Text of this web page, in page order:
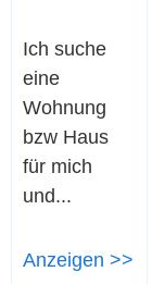
Ich suche
eine
Wohnung
bzw Haus
für mich
und...
Anzeigen >>